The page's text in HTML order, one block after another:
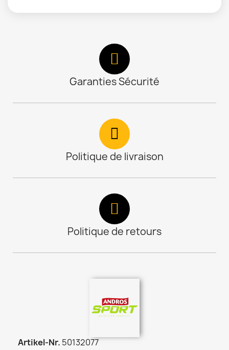
Garanties Sécurité
Politique de livraison
Politique de retours
Artikel-Nr. 50132077